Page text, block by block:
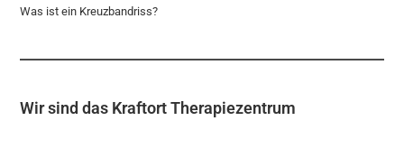
Was ist ein Kreuzbandriss?
Wir sind das Kraftort Therapiezentrum